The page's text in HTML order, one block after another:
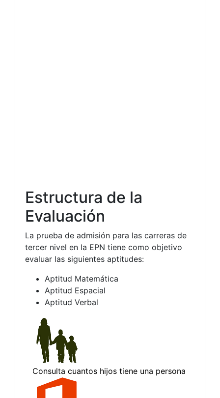
Estructura de la
Evaluación
La prueba de admisión para las carreras de
tercer nivel en la EPN tiene como objetivo
evaluar las siguientes aptitudes:
Aptitud Matemática
Aptitud Espacial
Aptitud Verbal